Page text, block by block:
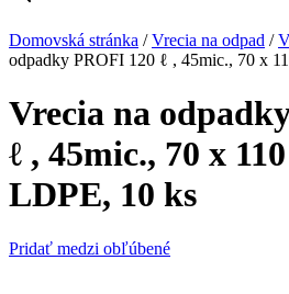
Domovská stránka /Vrecia na odpad /
odpadky PROFI 120 ℓ , 45mic., 70 x
Vrecia na
ℓ , 45mic., 70 x
LDPE, 10 ks
Pridať medzi obľúbené